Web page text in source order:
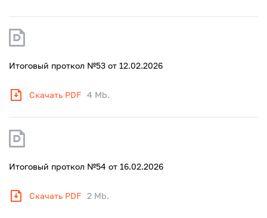
Итоговый проткол №53 от 12.02.2026
Скачать PDF 4 Mb.
Итоговый проткол №54 от 16.02.2026
Скачать PDF 2 Mb.